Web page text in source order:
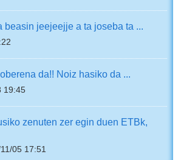
beasin jeejeejje a ta joseba ta ...
da!! Noiz hasiko da ...
19:45
zenuten zer egin duen ETBk,
05 17:51